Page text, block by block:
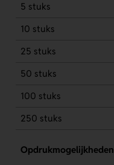
5 stuks
10 stuks
25 stuks
50 stuks
100 stuks
250 stuks
Opdrukmogelijkheden